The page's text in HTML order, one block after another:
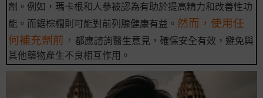
劑。例如，瑪卡根和人參被認為有助於提高精力和改善性功
能。而鋸棕櫚則可能對前列腺健康有益。 然而，使用任
何補充劑前， 都應諮詢醫生意見，確保安全有效，避免與
其他藥物產生不良相互作用。